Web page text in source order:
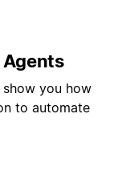
you how
to automate